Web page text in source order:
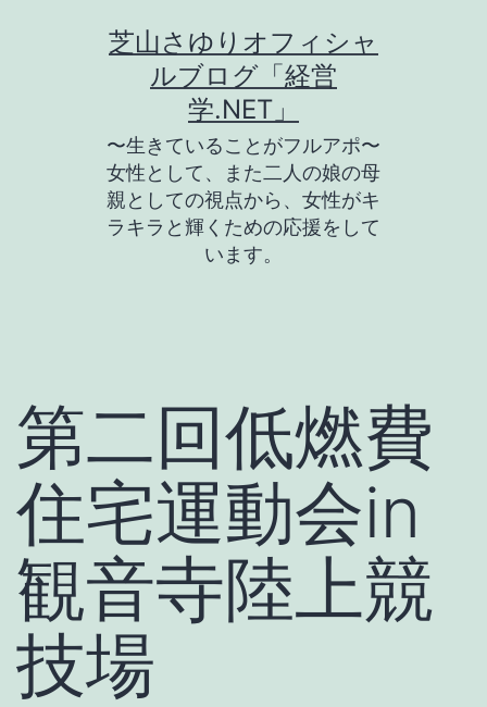
芝山さゆりオフィシャ
ルブログ「経営
学.NET」
〜生きていることがフルアポ〜
女性として、また二人の娘の母
親としての視点から、女性がキ
ラキラと輝くための応援をして
います。
第二回低燃費
住宅運動会in
観音寺陸上競
技場